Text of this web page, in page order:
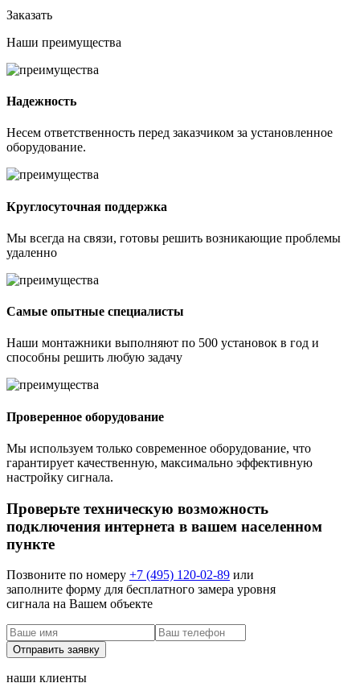
Заказать
Наши преимущества
Надежность
Несем ответственность перед заказчиком за установленное
оборудование.
Круглосуточная поддержка
Мы всегда на связи, готовы решить возникающие проблемы
удаленно
Самые опытные специалисты
Наши монтажники выполняют по 500 установок в год и
способны решить любую задачу
Проверенное оборудование
Мы используем только современное оборудование, что
гарантирует качественную, максимально эффективную
настройку сигнала.
Проверьте техническую возможность
подключения интернета в вашем населенном
пункте
Позвоните по номеру +7 (495) 120-02-89 или
заполните форму для бесплатного замера уровня
сигнала на Вашем объекте
наши клиенты